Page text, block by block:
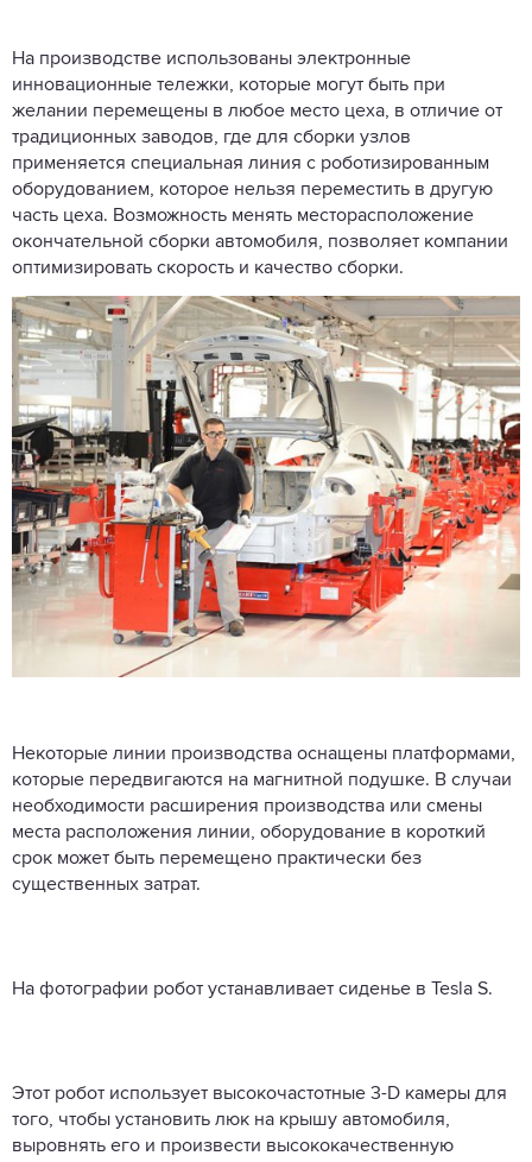
На производстве использованы электронные
инновационные тележки, которые могут быть при
желании перемещены в любое место цеха, в отличие от
традиционных заводов, где для сборки узлов
применяется специальная линия с роботизированным
оборудованием, которое нельзя переместить в другую
часть цеха. Возможность менять месторасположение
окончательной сборки автомобиля, позволяет компании
оптимизировать скорость и качество сборки.
Некоторые линии производства оснащены платформами,
которые передвигаются на магнитной подушке. В случаи
необходимости расширения производства или смены
места расположения линии, оборудование в короткий
срок может быть перемещено практически без
существенных затрат.
На фотографии робот устанавливает сиденье в Tesla S.
Этот робот использует высокочастотные 3-D камеры для
того, чтобы установить люк на крышу автомобиля,
выровнять его и произвести высококачественную